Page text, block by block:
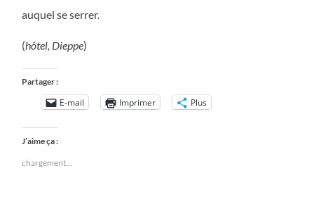
auquel se serrer.
(hôtel, Dieppe)
Partager :
E-mail Imprimer Plus
J’aime ça :
chargement…